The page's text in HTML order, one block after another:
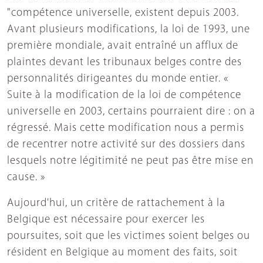
"compétence universelle, existent depuis 2003.
Avant plusieurs modifications, la loi de 1993, une
première mondiale, avait entraîné un afflux de
plaintes devant les tribunaux belges contre des
personnalités dirigeantes du monde entier. «
Suite à la modification de la loi de compétence
universelle en 2003, certains pourraient dire : on a
régressé. Mais cette modification nous a permis
de recentrer notre activité sur des dossiers dans
lesquels notre légitimité ne peut pas être mise en
cause. »
Aujourd'hui, un critère de rattachement à la
Belgique est nécessaire pour exercer les
poursuites, soit que les victimes soient belges ou
résident en Belgique au moment des faits, soit